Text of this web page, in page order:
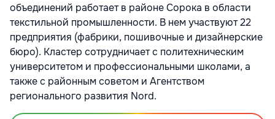
объединений работает в районе Сорока в области
текстильной промышленности. В нем участвуют 22
предприятия (фабрики, пошивочные и дизайнерские
бюро). Кластер сотрудничает с политехническим
университетом и профессиональными школами, а
также с районным советом и Агентством
регионального развития Nord.